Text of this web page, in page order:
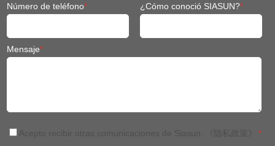
Número de teléfono* ¿Cómo conoció SIASUN?*
Mensaje*
*